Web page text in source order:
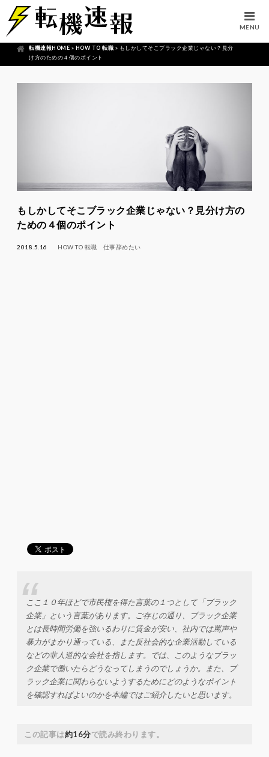
MENU
転機速報HOME » HOW TO 転職 » もしかしてそこブラック企業じゃない？見分
け方のための４個のポイント
もしかしてそこブラック企業じゃない？見分け方の
ための４個のポイント
2018.5.16 HOW TO 転職 仕事辞めたい
ここ１０年ほどで市民権を得た言葉の１つとして「ブラック
企業」という言葉があります。ご存じの通り、ブラック企業
とは長時間労働を強いるわりに賃金が安い、社内では罵声や
暴力がまかり通っている、また反社会的な企業活動している
などの非人道的な会社を指します。では、このようなブラッ
ク企業で働いたらどうなってしまうのでしょうか。また、ブ
ラック企業に関わらないようするためにどのようなポイント
を確認すればよいのかを本編ではご紹介したいと思います。
この記事は約16分で読み終わります。